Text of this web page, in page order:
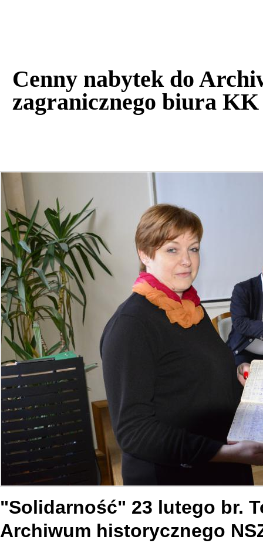
Cenny nabytek do
zagranicznego biura
"Solidarność" 23 lutego br.
Archiwum historycznego